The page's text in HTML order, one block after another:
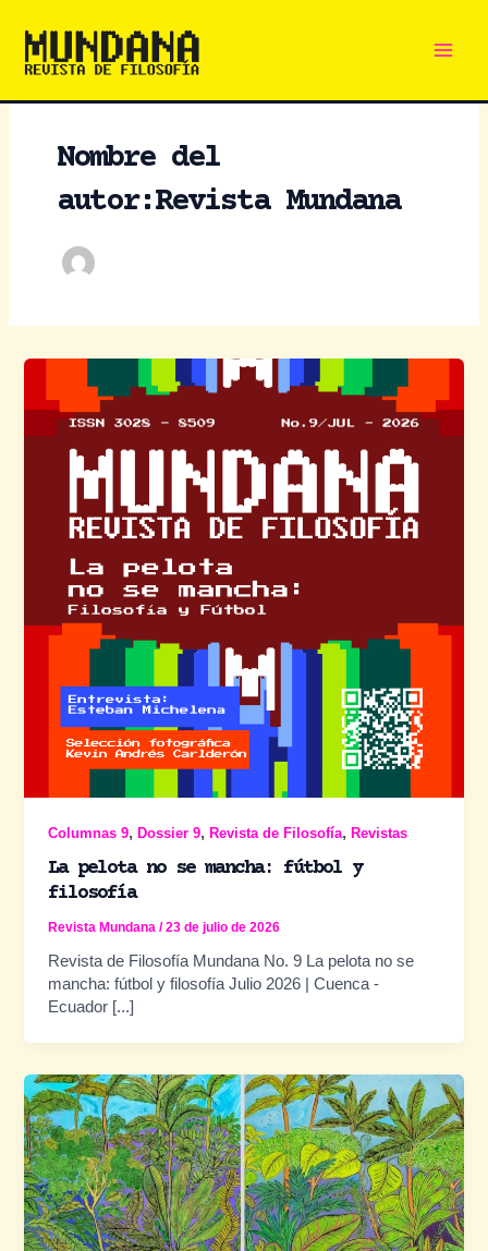
al
Nombre del
autor:Revista Mundana
Columnas 9,Dossier 9,Revista de Filosofía,Revistas
La pelota no se mancha: fútbol y
filosofía
Revista Mundana/23 de julio de 2026
Revista de Filosofía Mundana No. 9 La pelota no se
mancha: fútbol y filosofía Julio 2026 | Cuenca -
Ecuador [...]